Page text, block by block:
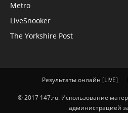
Metro
LiveSnooker
The Yorkshire Post
Результаты онлайн [LIVE]
© 2017 147.ru. Использование
администрацией